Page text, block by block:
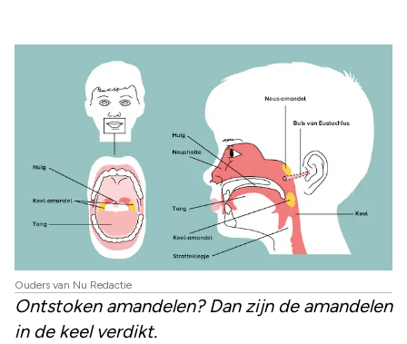
Ouders van Nu Redactie
Ontstoken amandelen? Dan zijn de amandelen
in de keel verdikt.